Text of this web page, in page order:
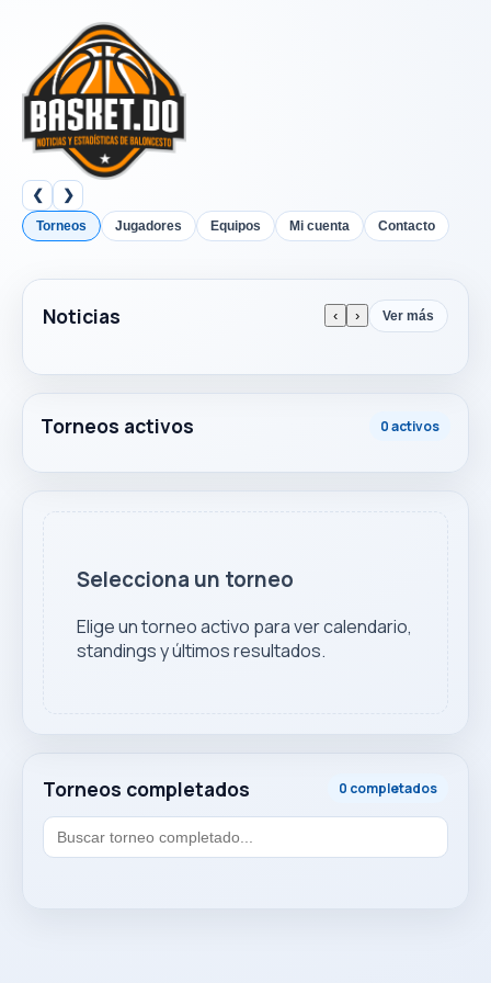
❮ ❯
Torneos Jugadores Equipos Mi cuenta Contacto
Noticias ‹ › Ver más
Torneos activos 0 activos
Torneos completados 0 completados
Selecciona un torneo
Elige un torneo activo para ver calendario,
standings y últimos resultados.